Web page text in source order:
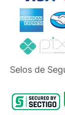
Selos de